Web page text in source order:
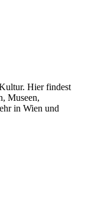
Hier findest
Museen,
in Wien und